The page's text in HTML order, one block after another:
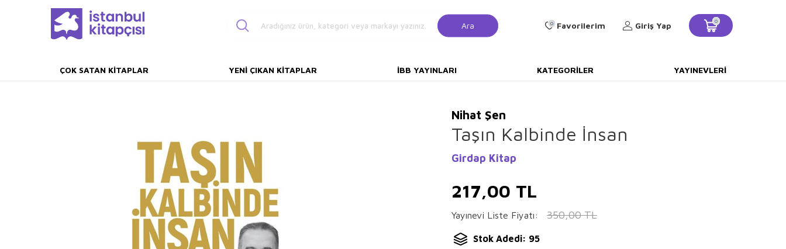
Ara 0 Favorilerim Giriş Yap 0
ÇOK SATAN KITAPLAR YENI ÇIKAN KITAPLAR İBB YAYINLARI KATEGORILER YAYINEVLERI
Nihat Şen
Taşın Kalbinde İnsan
Girdap Kitap
217,00 TL
Yayınevi Liste Fiyatı: 350,00TL
Stok Adedi: 95